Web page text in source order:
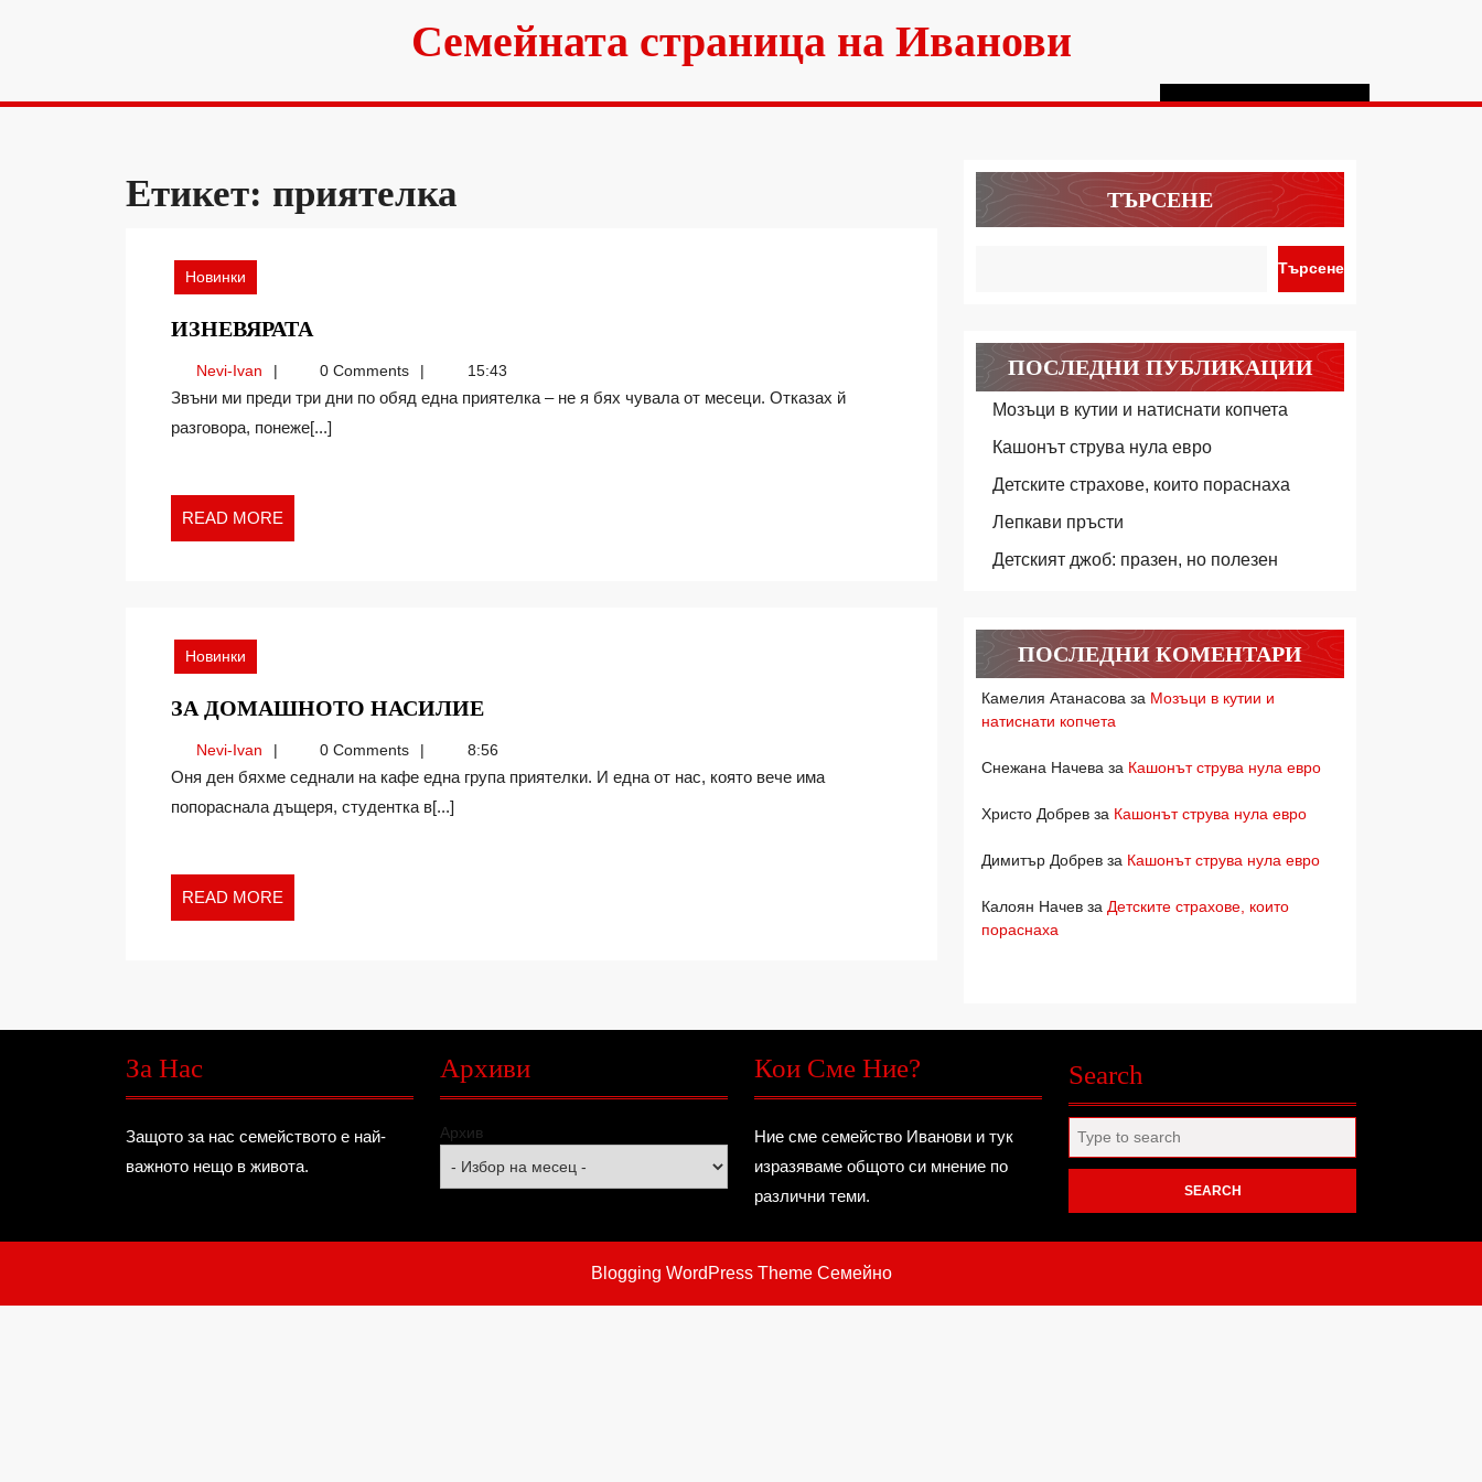
Семейната страница на Иванови
Етикет: приятелка
Новинки
ИЗНЕВЯРАТА
Nevi-IvanNevi-
Ivan
0 Comments 15:43
Звъни ми преди три дни по обяд една приятелка – не я бях чувала от месеци. Отказах й
разговора, понеже[...]
READ MORE
MORE
Новинки
ЗА ДОМАШНОТО НАСИЛИЕЗА
НАСИЛИЕ
Nevi-IvanNevi-
Ivan
0 Comments 8:56
Оня ден бяхме седнали на кафе една група приятелки. И една от нас, която вече има
попораснала дъщеря, студентка в[...]
READ MORE
MORE
ТЪРСЕНЕ
Търсене
ПОСЛЕДНИ ПУБЛИКАЦИИ
Мозъци в кутии и натиснати копчета
Кашонът струва нула евро
Детските страхове, които пораснаха
Лепкави пръсти
Детският джоб: празен, но полезен
ПОСЛЕДНИ КОМЕНТАРИ
Камелия Атанасова за Мозъци в кутии и
натиснати копчета
Снежана Начева за Кашонът струва нула евро
Христо Добрев за Кашонът струва нула евро
Димитър Добрев за Кашонът струва нула евро
Калоян Начев за Детските страхове, които
пораснаха
За Нас
Защото за нас семейството е най-
важното нещо в живота.
Архиви
Архив
Кои Сме Ние?
Ние сме семейство Иванови и тук
изразяваме общото си мнение по
различни теми.
Search
for:
Blogging WordPress ThemeСемейно